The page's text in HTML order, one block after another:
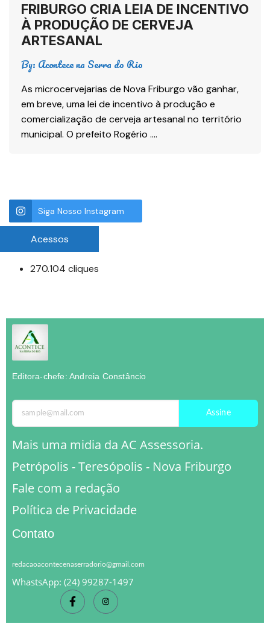
FRIBURGO CRIA LEIA DE INCENTIVO
À PRODUÇÃO DE CERVEJA
ARTESANAL
By: Acontece na Serra do Rio
As microcervejarias de Nova Friburgo vão ganhar,
em breve, uma lei de incentivo à produção e
comercialização de cerveja artesanal no território
municipal. O prefeito Rogério ….
Siga Nosso Instagram
Acessos
270.104 cliques
Editora-chefe: Andreia Constâncio
Assine
Mais uma midia da AC Assessoria.
Petrópolis - Teresópolis - Nova Friburgo
Fale com a redação
Política de Privacidade
Contato
redacaoacontecenaserradorio@gmail.com
WhastsApp: (24) 99287-1497